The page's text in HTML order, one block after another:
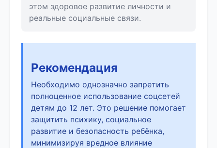
этом здоровое развитие личности и
реальные социальные связи.
Рекомендация
Необходимо однозначно запретить
полноценное использование соцсетей
детям до 12 лет. Это решение помогает
защитить психику, социальное
развитие и безопасность ребёнка,
минимизируя вредное влияние